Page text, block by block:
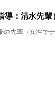
：清水先輩）
先輩（女性で